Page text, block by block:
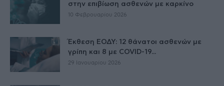
στην επιβίωση ασθενών με καρκίνο
10 Φεβρουαρίου 2026
Έκθεση ΕΟΔΥ: 12 θάνατοι ασθενών με
γρίπη και 8 με COVID-19...
29 Ιανουαρίου 2026